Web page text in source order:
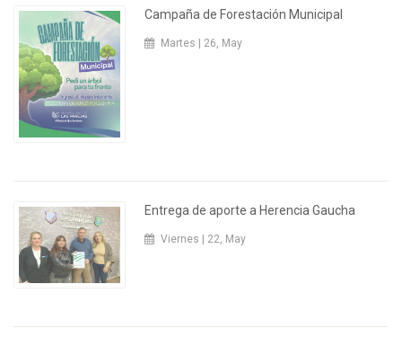
Campaña de Forestación Municipal
Martes | 26, May
Entrega de aporte a Herencia Gaucha
Viernes | 22, May